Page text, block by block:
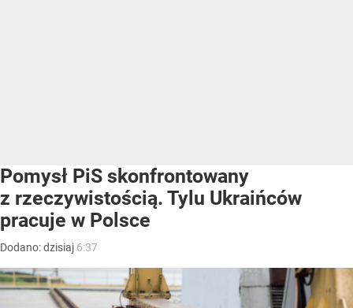
Pomysł PiS skonfrontowany
z rzeczywistością. Tylu Ukraińców
pracuje w Polsce
Dodano:dzisiaj 6:37